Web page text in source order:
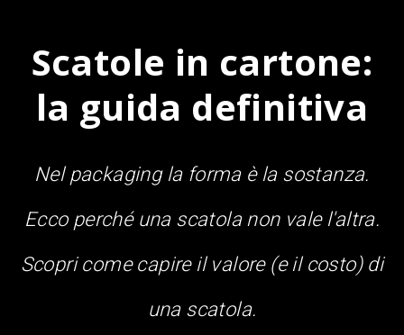
Scatole in cartone:
la guida definitiva
Nel packaging la forma è la sostanza.
Ecco perché una scatola non vale l'altra.
Scopri come capire il valore (e il costo) di
una scatola.